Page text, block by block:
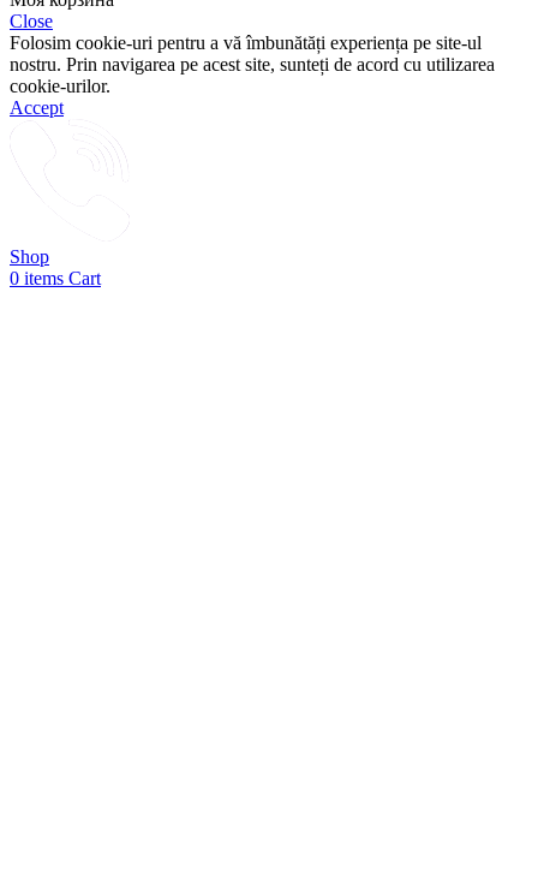
Close
Folosim cookie-uri pentru a vă îmbunătăți experiența pe site-ul
nostru. Prin navigarea pe acest site, sunteți de acord cu utilizarea
cookie-urilor.
Accept
Shop
0 items Cart